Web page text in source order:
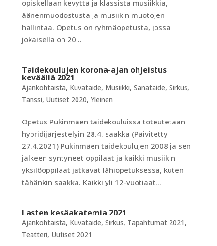
opiskellaan kevyttä ja klassista musiikkia,
äänenmuodostusta ja musiikin muotojen
hallintaa. Opetus on ryhmäopetusta, jossa
jokaisella on 20...
Taidekoulujen korona-ajan ohjeistus
keväällä 2021
Ajankohtaista, Kuvataide, Musiikki, Sanataide, Sirkus,
Tanssi, Uutiset 2020, Yleinen
Opetus Pukinmäen taidekouluissa toteutetaan
hybridijärjestelyin 28.4. saakka (Päivitetty
27.4.2021) Pukinmäen taidekoulujen 2008 ja sen
jälkeen syntyneet oppilaat ja kaikki musiikin
yksilöoppilaat jatkavat lähiopetuksessa, kuten
tähänkin saakka. Kaikki yli 12-vuotiaat...
Lasten kesäakatemia 2021
Ajankohtaista, Kuvataide, Sirkus, Tapahtumat 2021 ,
Teatteri, Uutiset 2021